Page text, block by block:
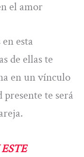
el amor
esta
de ellas te
en un vínculo
te será